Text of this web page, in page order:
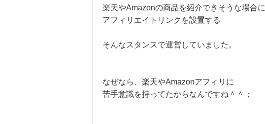
楽天やAmazonの商品を紹介できそうな場合に
アフィリエイトリンクを設置する
そんなスタンスで運営していました。
なぜなら、楽天やAmazonアフィリに
苦手意識を持ってたからなんですね＾＾；